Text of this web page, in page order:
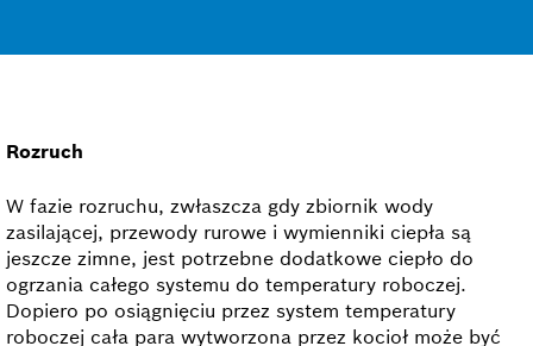
Rozruch
W fazie rozruchu, zwłaszcza gdy zbiornik wody
zasilającej, przewody rurowe i wymienniki ciepła są
jeszcze zimne, jest potrzebne dodatkowe ciepło do
ogrzania całego systemu do temperatury roboczej.
Dopiero po osiągnięciu przez system temperatury
roboczej cała para wytworzona przez kocioł może być